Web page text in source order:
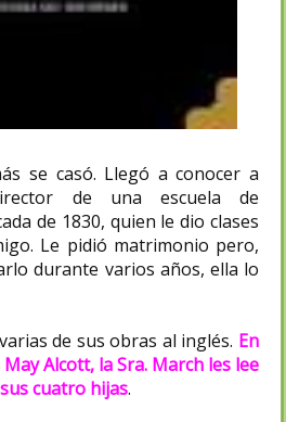
se casó. Llegó a conocer a
de una escuela de
de 1830, quien le dio clases
Le pidió matrimonio pero,
durante varios años, ella lo
de sus obras al inglés. En
Alcott, la Sra. March les lee
cuatro hijas.